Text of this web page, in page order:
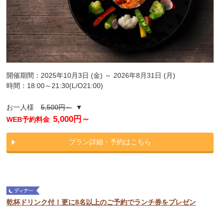
開催期間：2025年10月3日 (金) ～ 2026年8月31日 (月)
時間：18:00～21:30(L/O21:00)
お一人様5,500円～▼
WEB予約料金 5,000円～
プラン詳細・予約はこちら
乾杯ドリンク付！更に8名以上のご予約でランチ券をプレゼン